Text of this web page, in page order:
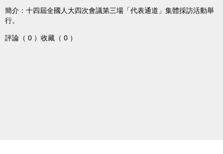
簡介：十四屆全國人大四次會議第三場「代表通道」集體採訪活動舉
行。
評論（ 0 ） 收藏（ 0 ）